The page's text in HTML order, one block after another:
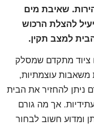
שאיבת מים
להצלת הרכוש
למצב תקין.
ציוד מתקדם שמסלק
משאבות עוצמתיות,
ניתן להחזיר את הבית
אך מה גורם
ומדוע חשוב לבחור